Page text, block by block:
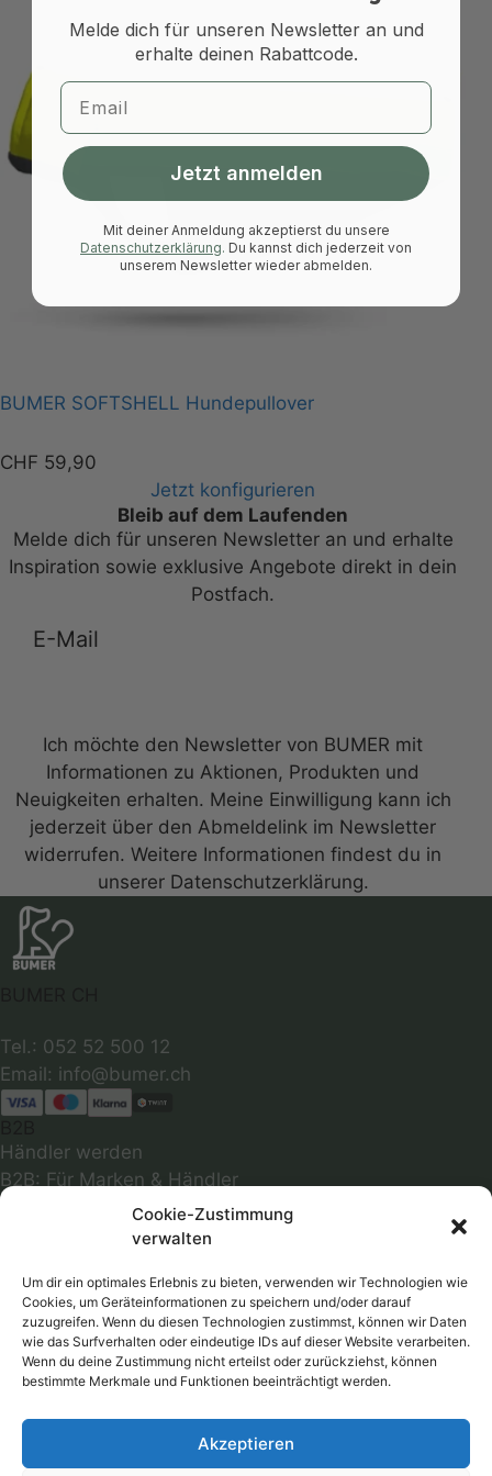
Cookie-Zustimmung
verwalten
Um dir ein optimales Erlebnis zu bieten, verwenden wir Technologien wie
Cookies, um Geräteinformationen zu speichern und/oder darauf
zuzugreifen. Wenn du diesen Technologien zustimmst, können wir Daten
wie das Surfverhalten oder eindeutige IDs auf dieser Website verarbeiten.
Wenn du deine Zustimmung nicht erteilst oder zurückziehst, können
bestimmte Merkmale und Funktionen beeinträchtigt werden.
Akzeptieren
BUMER SOFTSHELL Hundepullover
CHF 59,90
Jetzt konfigurieren
Bleib auf dem Laufenden
Melde dich für unseren Newsletter an und erhalte
Inspiration sowie exklusive Angebote direkt in dein
Postfach.
Ich möchte den Newsletter von BUMER mit
Informationen zu Aktionen, Produkten und
Neuigkeiten erhalten. Meine Einwilligung kann ich
jederzeit über den Abmeldelink im Newsletter
widerrufen. Weitere Informationen findest du in
unserer Datenschutzerklärung.
Tel.: 052 52 500 12
Händler werden
B2B: Für Marken & Händler
INFOS
Optimale Passform
Infos zu Materialien
Farbmuster
Versandkosten
Follow
Melde dich für unseren Newsletter an und
erhalte deinen Rabattcode.
Email
Jetzt anmelden
Mit deiner Anmeldung akzeptierst du unsere
Datenschutzerklärung. Du kannst dich jederzeit von
unserem Newsletter wieder abmelden.